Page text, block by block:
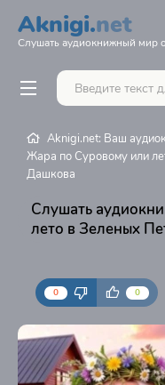
Aknigi.net
Слушать аудиокнижный мир
Aknigi.net: Ваш
Жара по Суровому или
Дашкова
Слушать
лето в Зеленых
0 0